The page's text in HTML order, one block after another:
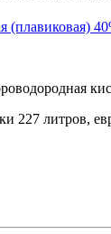
227 литров,